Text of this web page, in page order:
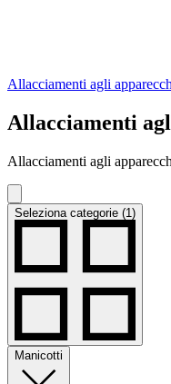
Allacciamenti agli
Allacciamenti
Allacciamenti agli
Seleziona categorie (1)
Manicotti